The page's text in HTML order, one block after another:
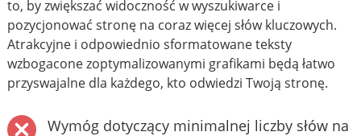
to, by zwiększać widoczność w wyszukiwarce i
pozycjonować stronę na coraz więcej słów kluczowych.
Atrakcyjne i odpowiednio sformatowane teksty
wzbogacone zoptymalizowanymi grafikami będą łatwo
przyswajalne dla każdego, kto odwiedzi Twoją stronę.
Wymóg dotyczący minimalnej liczby słów na